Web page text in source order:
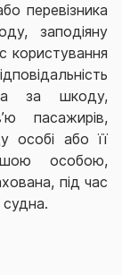
перевізника
заподіяну
користування
за шкоду,
пасажирів,
особі або її
особою,
під час